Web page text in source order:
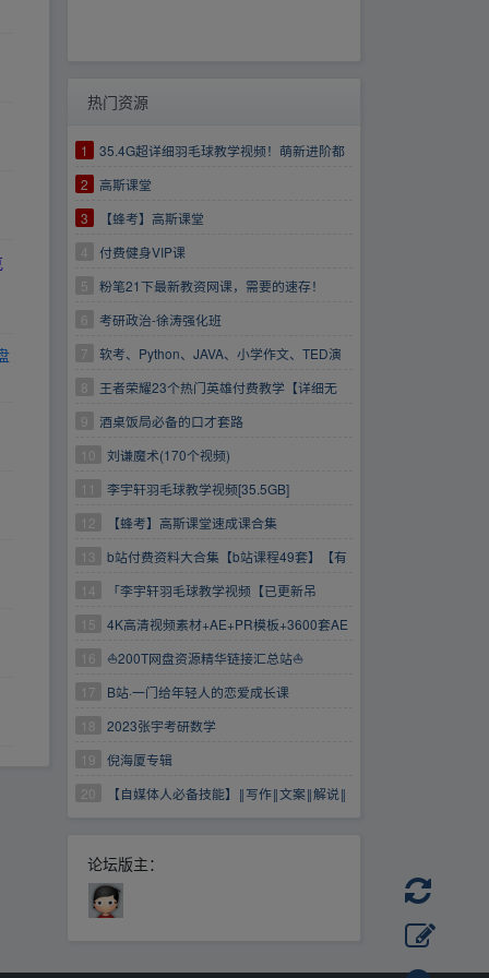
热门资源
1
35.4G超详细羽毛球教学视频！萌新进阶都
适合！
2
高斯课堂
3
【蜂考】高斯课堂
4
付费健身VIP课
5
粉笔21下最新教资网课，需要的速存！
6
考研政治-徐涛强化班
7
软考、Python、JAVA、小学作文、TED演
讲、科幻世界等大合集
8
王者荣耀23个热门英雄付费教学【详细无
比】
https://www.aliyundrive.com/s/BMiauqdqXTf
9
酒桌饭局必备的口才套路
10
刘谦魔术(170个视频)
11
李宇轩羽毛球教学视频[35.5GB]
12
【蜂考】高斯课堂速成课合集
13
b站付费资料大合集【b站课程49套】【有
目录】
14
「李宇轩羽毛球教学视频【已更新吊
球】」
15
4K高清视频素材+AE+PR模板+3600套AE
预设动画包【WIN+MAC】需要的速度保存
16
⛵200T网盘资源精华链接汇总站⛵
17
B站·一门给年轻人的恋爱成长课
18
2023张宇考研数学
19
倪海厦专辑
20
【自媒体人必备技能】‖写作‖文案‖解说‖
论坛版主：